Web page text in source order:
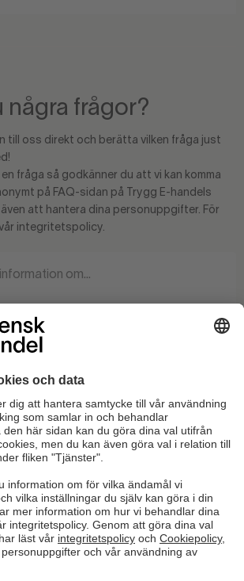
några frågor?
till oss direkt och berätta vilken fråga just
fråga så godkänner du att vi kan komma
på FAQ-sidan på Trygg E-handels
även att hantera dina personuppgifter. För
integritetspolicy.
0 / 140
det finns ett svar på denna fråga.